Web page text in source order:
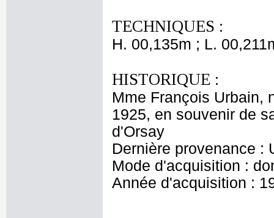
TECHNIQUES :
H. 00,135m ; L.
HISTORIQUE :
Mme François Urbain,
1925, en souvenir de
d'Orsay
Dernière provenance :
Mode d'acquisition :
Année d'acquisition :